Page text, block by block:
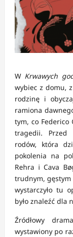
W Krwawych
wybiec z domu,
rodzinę i
ramiona
tym, co Federico
tragedii. Przed
rodów, która
pokolenia na
Rehra i Cava
trudnym,
wystarczyło tu
było znaleźć dla
Źródłowy
wystawiony po